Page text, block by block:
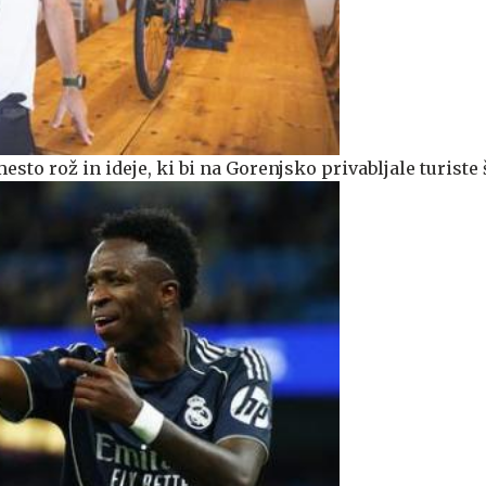
rož in ideje, ki bi na Gorenjsko privabljale turiste